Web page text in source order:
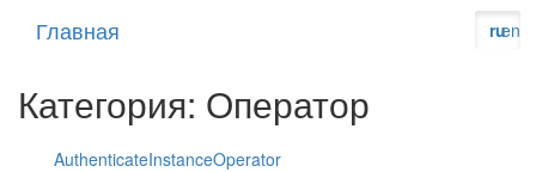
Главная en
ru
Категория: Оператор
AuthenticateInstanceOperator